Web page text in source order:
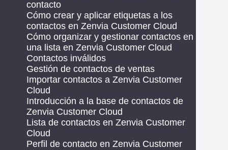
contacto
Cómo crear y aplicar etiquetas a los
contactos en Zenvia Customer Cloud
Cómo organizar y gestionar contactos en
una lista en Zenvia Customer Cloud
Contactos inválidos
Gestión de contactos de ventas
Importar contactos a Zenvia Customer
Cloud
Introducción a la base de contactos de
Zenvia Customer Cloud
Lista de contactos en Zenvia Customer
Cloud
Perfil de contacto en Zenvia Customer